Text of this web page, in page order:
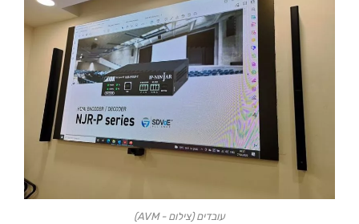
עובדים (צילום - AVM)